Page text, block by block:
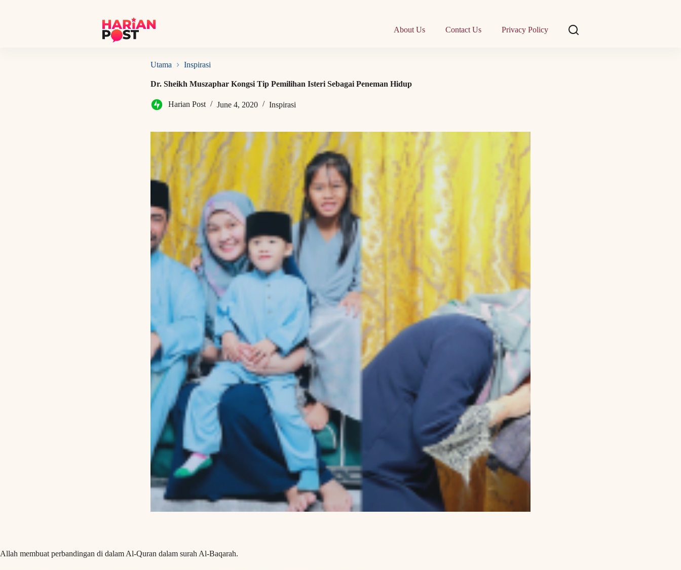
About Us Contact Us Privacy Policy
Utama Inspirasi
Dr. Sheikh Muszaphar Kongsi Tip Pemilihan Isteri Sebagai Peneman Hidup
Harian Post June 4, 2020 Inspirasi
Allah membuat perbandingan di dalam Al-Quran dalam surah Al-Baqarah.